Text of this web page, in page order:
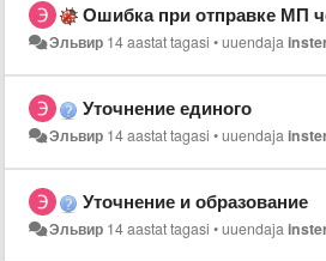
Ошибка при отправке МП через
Эльвир 14 aastat tagasi •uuendaja
Уточнение единого
Эльвир 14 aastat tagasi •uuendaja
Уточнение и образование
Эльвир 14 aastat tagasi •uuendaja